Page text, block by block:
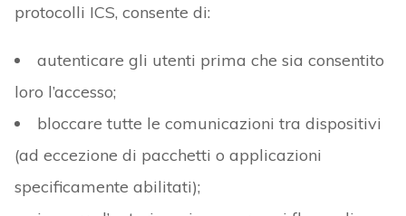
protocolli ICS, consente di:
autenticare gli utenti prima che sia consentito
loro l’accesso;
bloccare tutte le comunicazioni tra dispositivi
(ad eccezione di pacchetti o applicazioni
specificamente abilitati);